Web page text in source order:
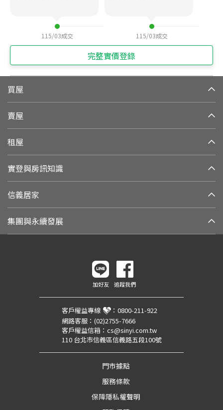
115/03成交 115/03成交
完整實價登錄
買屋
賣屋
租屋
實登與房訊知識
信義居家
集團與永續發展
加好友 追蹤我們
客戶權益專線 ： 0800-211-922
網路客服： (02)2755-7666
客戶權益信箱： cs@sinyi.com.tw
110 台北市信義區信義路五段100號
門市據點
服務條款
保障隱私權聲明